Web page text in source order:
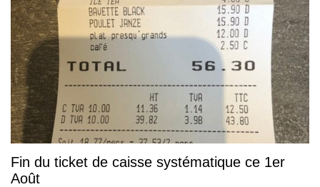
Fin du ticket de caisse systématique ce 1er
Août